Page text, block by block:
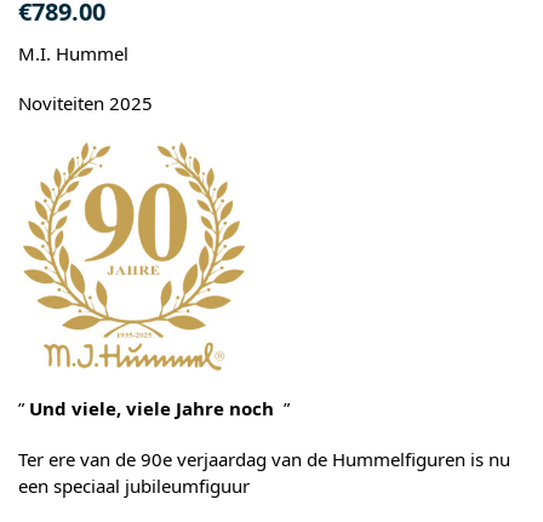
€789.00
M.I. Hummel
Noviteiten 2025
” Und viele, viele Jahre noch ”
Ter ere van de 90e verjaardag van de Hummelfiguren is nu
een speciaal jubileumfiguur